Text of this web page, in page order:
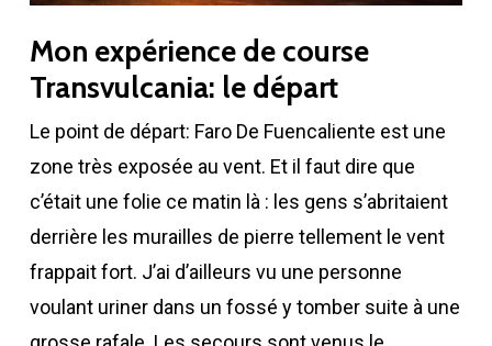
Mon expérience de course
Transvulcania: le départ
Le point de départ: Faro De Fuencaliente est une
zone très exposée au vent. Et il faut dire que
c’était une folie ce matin là : les gens s’abritaient
derrière les murailles de pierre tellement le vent
frappait fort. J’ai d’ailleurs vu une personne
voulant uriner dans un fossé y tomber suite à une